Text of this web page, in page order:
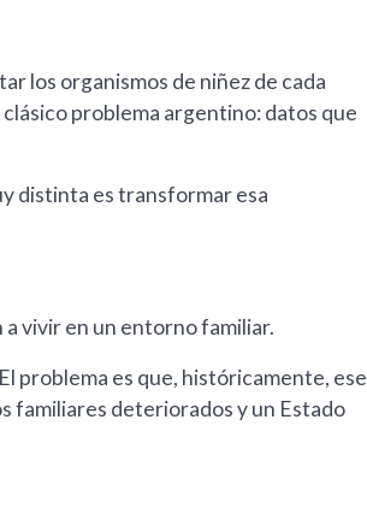
los organismos de niñez de cada
problema argentino: datos que
distinta es transformar esa
vivir en un entorno familiar.
problema es que, históricamente, ese
familiares deteriorados y un Estado